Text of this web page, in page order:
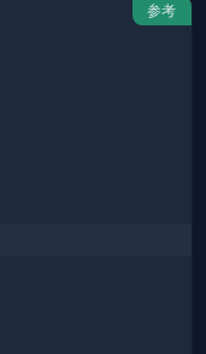
参考